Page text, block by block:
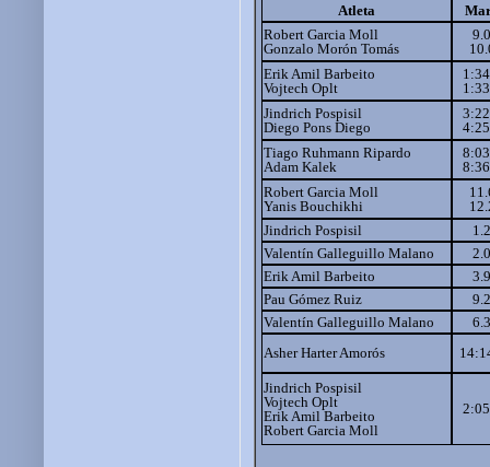
Atleta
Robert Garcia Moll
Gonzalo Morón Tomás
Erik Amil Barbeito
Vojtech Oplt
Jindrich Pospisil
Diego Pons Diego
Tiago Ruhmann Ripardo
Adam Kalek
Robert Garcia Moll
Yanis Bouchikhi
Jindrich Pospisil
Valentín Galleguillo Malano
Erik Amil Barbeito
Pau Gómez Ruiz
Valentín Galleguillo Malano
Asher Harter Amorós
Jindrich Pospisil
Vojtech Oplt
Erik Amil Barbeito
Robert Garcia Moll